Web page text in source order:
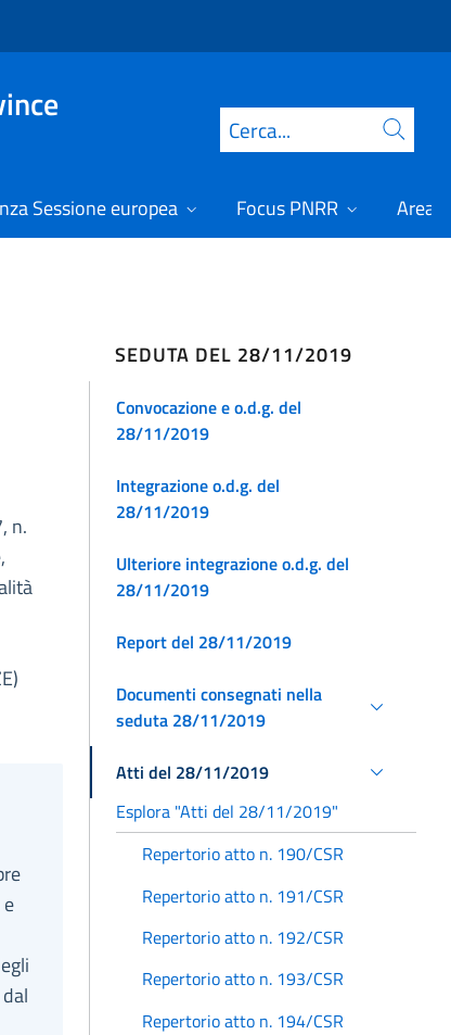
Cerca
Sessione europea Focus PNRR Area
n.
SEDUTA DEL 28/11/2019
Convocazione e o.d.g. del
28/11/2019
Integrazione o.d.g. del
28/11/2019
Ulteriore integrazione o.d.g. del
28/11/2019
Report del 28/11/2019
Documenti consegnati nella
seduta 28/11/2019
Atti del 28/11/2019
Esplora "Atti del 28/11/2019"
Repertorio atto n. 190/CSR
Repertorio atto n. 191/CSR
Repertorio atto n. 192/CSR
Repertorio atto n. 193/CSR
Repertorio atto n. 194/CSR